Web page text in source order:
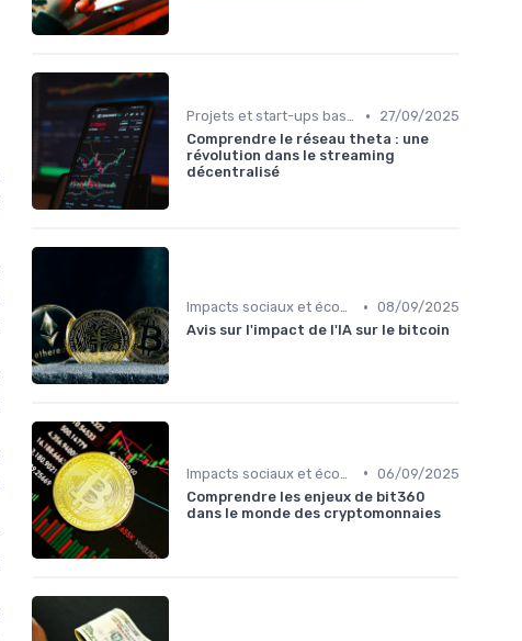
Projets et start-ups basés sur les cryptos •
27/09/2025
Comprendre le réseau theta : une
révolution dans le streaming
décentralisé
Impacts sociaux et économiques • 08/09/2025
Avis sur l'impact de l'IA sur le bitcoin
• 06/09/2025
Comprendre les enjeux de bit360
dans le monde des cryptomonnaies